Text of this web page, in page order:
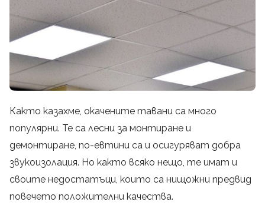
Както казахме, окачените тавани са много
популярни. Те са лесни за монтиране и
демонтиране, по-евтини са и осигуряват добра
звукоизолация. Но както всяко нещо, те имат и
своите недостатъци, които са нищожни предвид
повечето положителни качества.